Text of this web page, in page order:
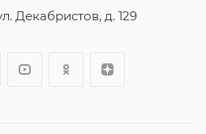
Декабристов, д. 129